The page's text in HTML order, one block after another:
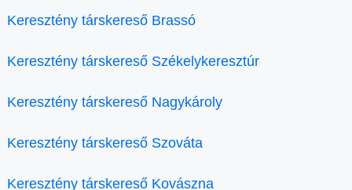
Keresztény társkereső Brassó
Keresztény társkereső Székelykeresztúr
Keresztény társkereső Nagykároly
Keresztény társkereső Szováta
Keresztény társkereső Kovászna